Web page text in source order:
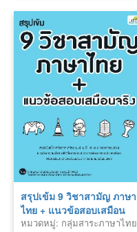
สรุปเข้ม 9 วิชาสามัญ ภาษา
ไทย + แนวข้อสอบเสมือน
จริง
หมวดหมู่: กลุ่มสาระภาษาไทย